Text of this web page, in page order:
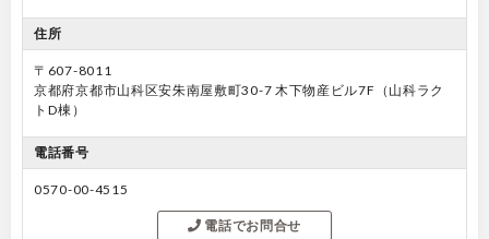
住所
〒607-8011
京都府京都市山科区安朱南屋敷町30-7 木下物産ビル7F（山科ラク
トD棟）
電話番号
0570-00-4515
電話でお問合せ